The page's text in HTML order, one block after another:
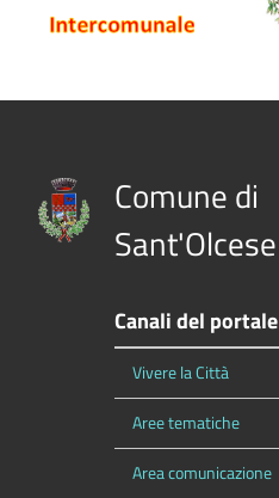
Comune di
Sant'Olcese
Canali del portale
Vivere la Città
Aree tematiche
Area comunicazione